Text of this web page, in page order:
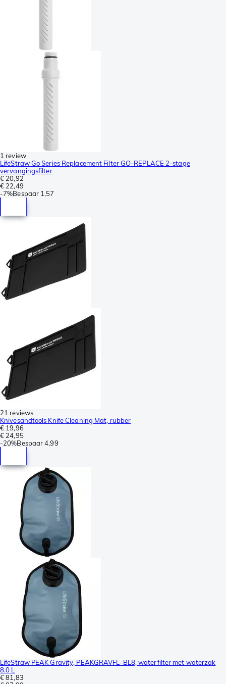
1 review
LifeStraw Go Series Replacement Filter GO-REPLACE 2-stage
vervangingsfilter
€ 20,92
€ 22,49
-7%Bespaar 1,57
21 reviews
Knivesandtools Knife Cleaning Mat, rubber
€ 19,96
€ 24,95
-20%Bespaar 4,99
LifeStraw PEAK Gravity, PEAKGRAVFL-BL8, waterfilter met waterzak
8.0 L
€ 81,83